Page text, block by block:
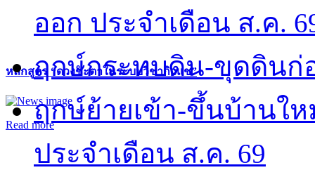
หลักสูตร “ดวงชะตาในระบบวิชากิวแช”
Read more
ออก ประจำเดือน ส.ค.
ฤกษ์กระทบดิน-ขุดดินก่
ฤกษ์ย้ายเข้า-ขึ้นบ้านใ
ประจำเดือน ส.ค. 69